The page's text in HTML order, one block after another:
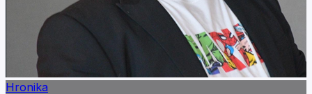
Hronika